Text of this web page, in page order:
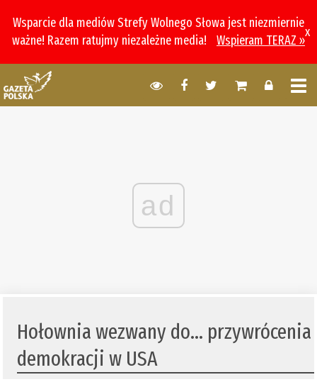
Wsparcie dla mediów Strefy Wolnego Słowa jest niezmiernie
ważne! Razem ratujmy niezależne media!
Wspieram TERAZ »
x
ad
Hołownia wezwany do… przywrócenia
demokracji w USA